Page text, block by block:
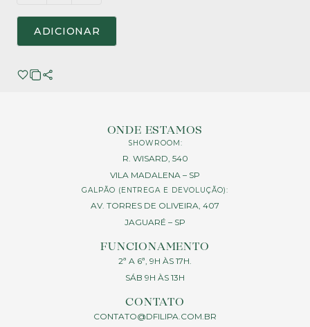
ADICIONAR
ONDE ESTAMOS
SHOWROOM:
R. WISARD, 540
VILA MADALENA – SP
GALPÃO (ENTREGA E DEVOLUÇÃO):
AV. TORRES DE OLIVEIRA, 407
JAGUARÉ – SP
FUNCIONAMENTO
2ª A 6ª, 9H ÀS 17H.
SÁB 9H ÀS 13H
CONTATO
CONTATO@DFILIPA.COM.BR